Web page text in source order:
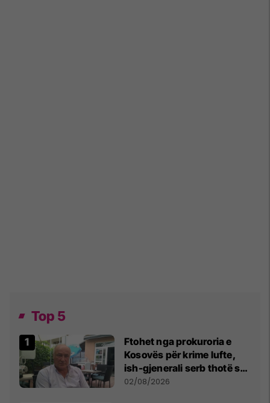
Top 5
Ftohet nga prokuroria e
Kosovës për krime lufte,
ish-gjenerali serb thotë se
dikush e tradhtoi në
02/08/2026